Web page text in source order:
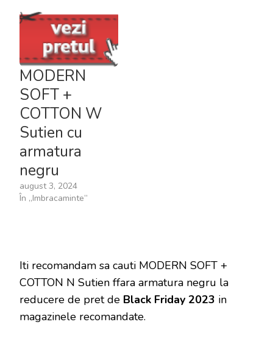
MODERN
SOFT +
COTTON W
Sutien cu
armatura
negru
august 3, 2024
În „Imbracaminte”
Iti recomandam sa cauti MODERN SOFT +
COTTON N Sutien ffara armatura negru la
reducere de pret de Black Friday 2023 in
magazinele recomandate.